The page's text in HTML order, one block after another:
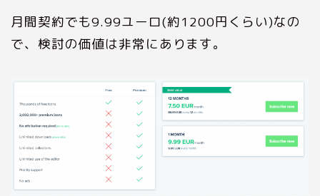
月間契約でも9.99ユーロ(約1200円くらい)なの
で、検討の価値は非常にあります。